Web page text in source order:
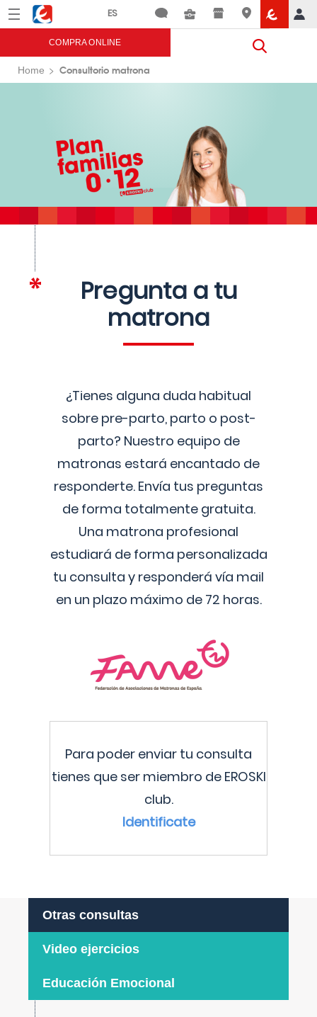
Menú Eroski
COMPRA ONLINE
Home Consultorio matrona
Pregunta a tu
matrona
¿Tienes alguna duda habitual
sobre pre-parto, parto o post-
parto? Nuestro equipo de
matronas estará encantado de
responderte. Envía tus preguntas
de forma totalmente gratuita.
Una matrona profesional
estudiará de forma personalizada
tu consulta y responderá vía mail
en un plazo máximo de 72 horas.
Para poder enviar tu consulta
tienes que ser miembro de EROSKI
club.
Identificate
Otras consultas
Video ejercicios
Educación Emocional